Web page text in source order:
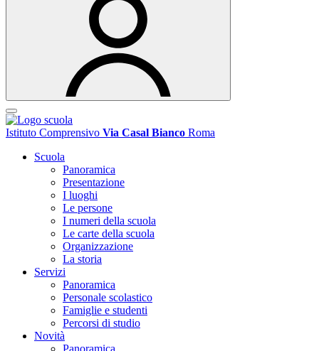
Istituto Comprensivo Via Casal Bianco Roma
Scuola
Panoramica
Presentazione
I luoghi
Le persone
I numeri della scuola
Le carte della scuola
Organizzazione
La storia
Servizi
Panoramica
Personale scolastico
Famiglie e studenti
Percorsi di studio
Novità
Panoramica